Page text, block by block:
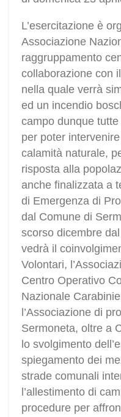
L’esercitazione è
Associazione
raggruppamento
collaborazione con
nella quale verrà
ed un incendio
campo dunque
per poter
calamità naturale,
risposta alla
anche finalizzata a
di Emergenza di
dal Comune di
scorso dicembre
vedrà il
Volontari,
Centro Operativo
Nazionale
l’Associazione di
Sermoneta, oltre a
lo svolgimento
spiegamento dei
strade comunali
l’allestimento di
procedure per